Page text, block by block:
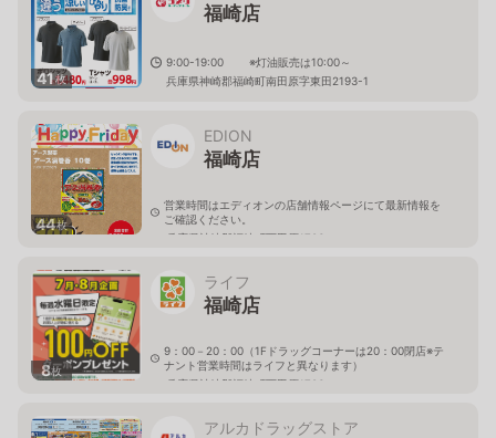
41枚
福崎店
9:00-19:00 ※灯油販売は10:00～
兵庫県神崎郡福崎町南田原字東田2193-1
44枚
EDION
福崎店
営業時間はエディオンの店舗情報ページにて最新情報を
ご確認ください。
兵庫県神崎郡福崎町西田原1706
8枚
ライフ
福崎店
9：00－20：00（1Fドラッグコーナーは20：00閉店※テ
ナント営業時間はライフと異なります）
兵庫県神崎郡福崎町西田原1706
アルカドラッグストア